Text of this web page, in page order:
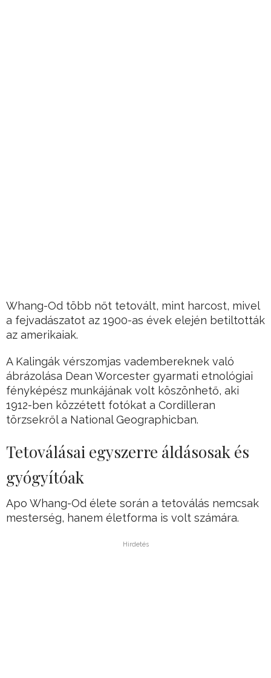
Whang-Od több nőt tetovált, mint harcost, mivel
a fejvadászatot az 1900-as évek elején betiltották
az amerikaiak.
A Kalingák vérszomjas vadembereknek való
ábrázolása Dean Worcester gyarmati etnológiai
fényképész munkájának volt köszönhető, aki
1912-ben közzétett fotókat a Cordilleran
törzsekről a National Geographicban.
Tetoválásai egyszerre áldásosak és
gyógyítóak
Apo Whang-Od élete során a tetoválás nemcsak
mesterség, hanem életforma is volt számára.
Hirdetés